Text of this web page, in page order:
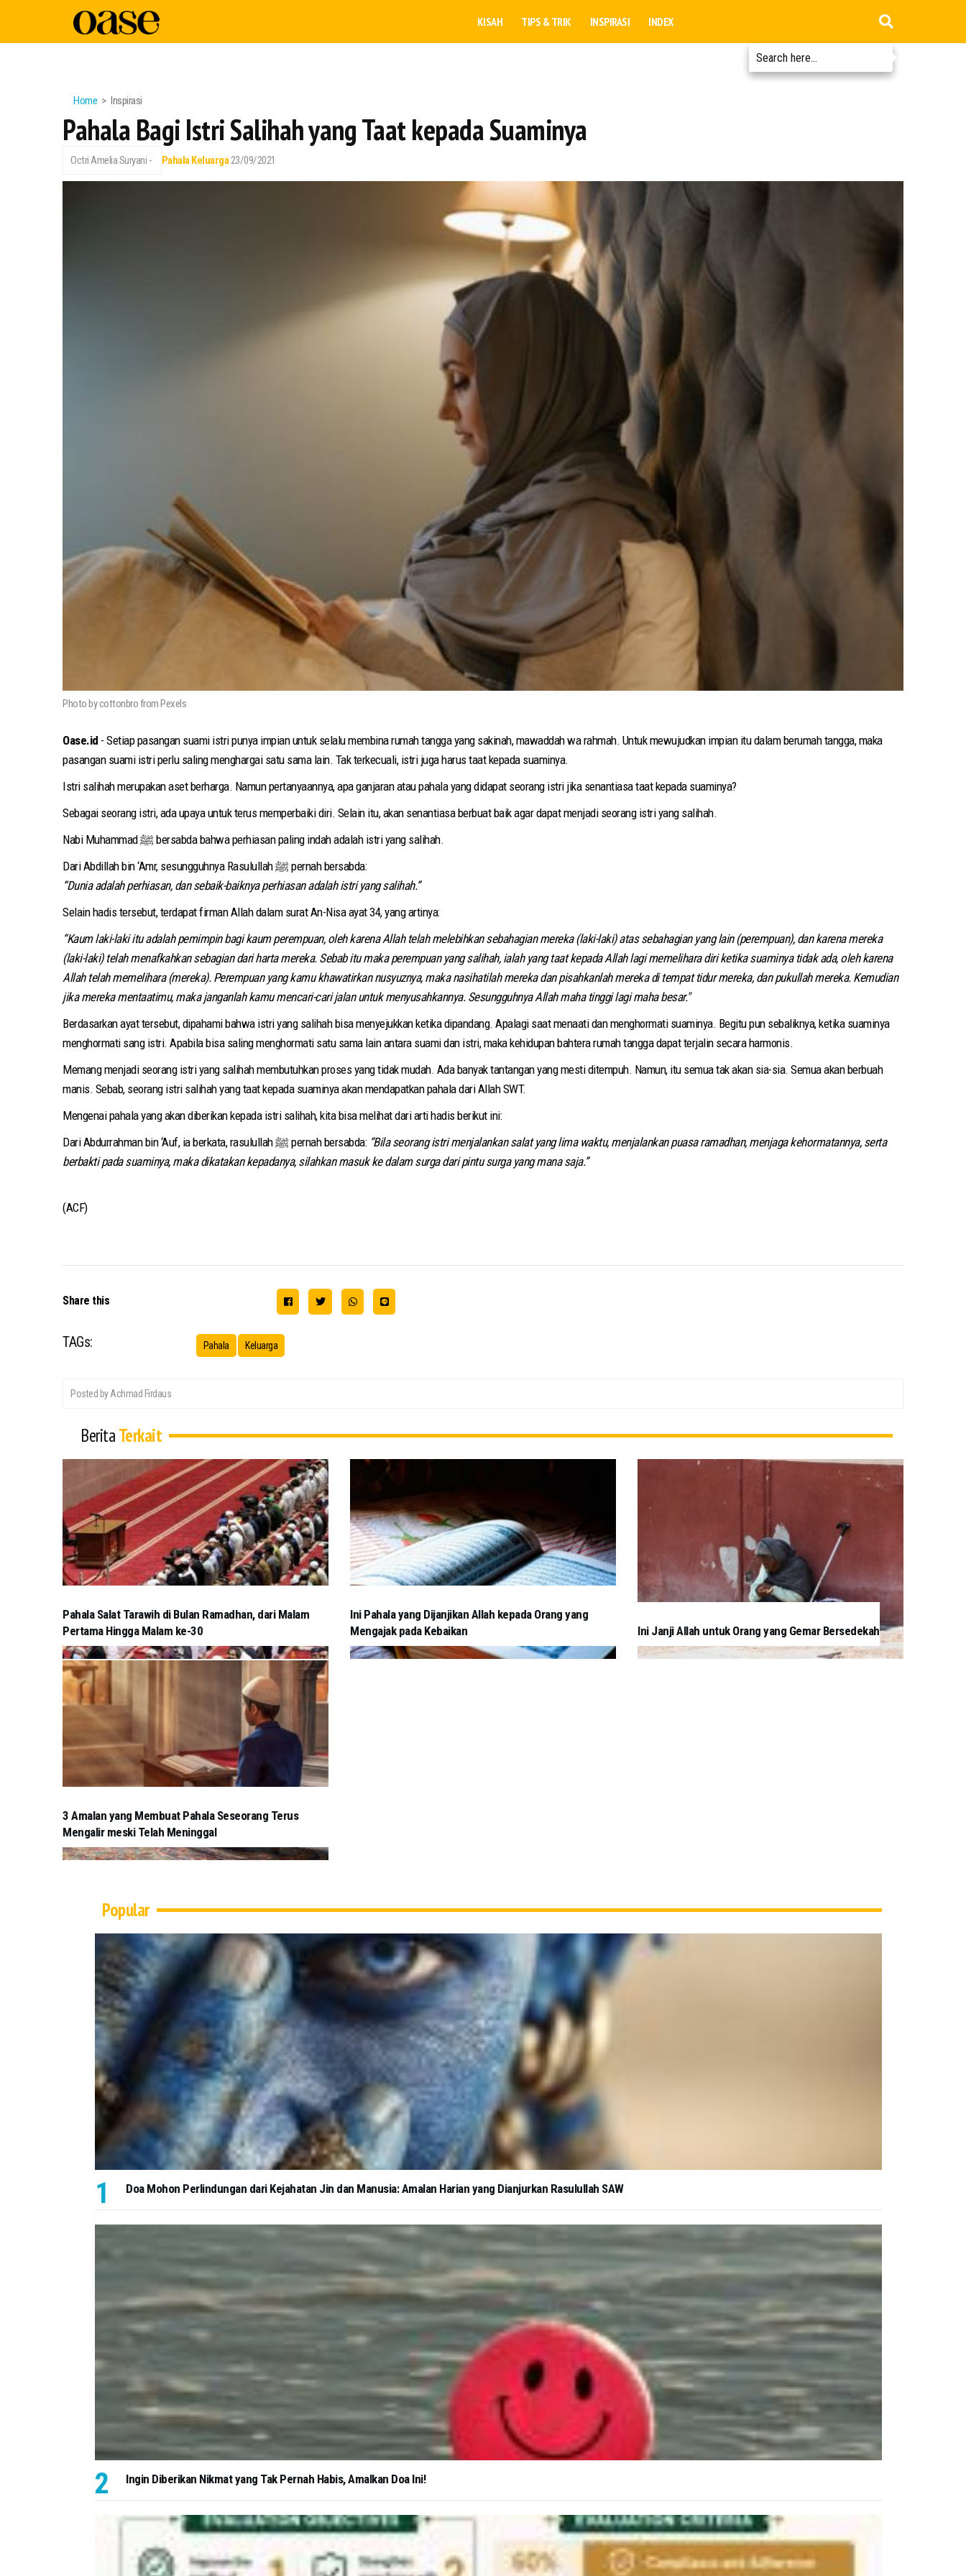
KISAH TIPS & TRIK INSPIRASI INDEX
Home Inspirasi
Pahala Bagi Istri Salihah yang Taat kepada Suaminya
Octri Amelia Suryani - PahalaKeluarga23/09/2021
Photo by cottonbro from Pexels
Oase.id - Setiap pasangan suami istri punya impian untuk selalu membina rumah tangga yang sakinah, mawaddah wa rahmah. Untuk mewujudkan impian itu dalam berumah tangga, maka
pasangan suami istri perlu saling menghargai satu sama lain. Tak terkecuali, istri juga harus taat kepada suaminya.
Istri salihah merupakan aset berharga. Namun pertanyaannya, apa ganjaran atau pahala yang didapat seorang istri jika senantiasa taat kepada suaminya?
Sebagai seorang istri, ada upaya untuk terus memperbaiki diri. Selain itu, akan senantiasa berbuat baik agar dapat menjadi seorang istri yang salihah.
Nabi Muhammad ﷺ bersabda bahwa perhiasan paling indah adalah istri yang salihah.
Dari Abdillah bin ‘Amr, sesungguhnya Rasulullah ﷺ pernah bersabda:
“Dunia adalah perhiasan, dan sebaik-baiknya perhiasan adalah istri yang salihah.”
Selain hadis tersebut, terdapat firman Allah dalam surat An-Nisa ayat 34, yang artinya:
“Kaum laki-laki itu adalah pemimpin bagi kaum perempuan, oleh karena Allah telah melebihkan sebahagian mereka (laki-laki) atas sebahagian yang lain (perempuan), dan karena mereka
(laki-laki) telah menafkahkan sebagian dari harta mereka. Sebab itu maka perempuan yang salihah, ialah yang taat kepada Allah lagi memelihara diri ketika suaminya tidak ada, oleh karena
Allah telah memelihara (mereka). Perempuan yang kamu khawatirkan nusyuznya, maka nasihatilah mereka dan pisahkanlah mereka di tempat tidur mereka, dan pukullah mereka. Kemudian
jika mereka mentaatimu, maka janganlah kamu mencari-cari jalan untuk menyusahkannya. Sesungguhnya Allah maha tinggi lagi maha besar."
Berdasarkan ayat tersebut, dipahami bahwa istri yang salihah bisa menyejukkan ketika dipandang. Apalagi saat menaati dan menghormati suaminya. Begitu pun sebaliknya, ketika suaminya
menghormati sang istri. Apabila bisa saling menghormati satu sama lain antara suami dan istri, maka kehidupan bahtera rumah tangga dapat terjalin secara harmonis.
Memang menjadi seorang istri yang salihah membutuhkan proses yang tidak mudah. Ada banyak tantangan yang mesti ditempuh. Namun, itu semua tak akan sia-sia. Semua akan berbuah
manis. Sebab, seorang istri salihah yang taat kepada suaminya akan mendapatkan pahala dari Allah SWT.
Mengenai pahala yang akan diberikan kepada istri salihah, kita bisa melihat dari arti hadis berikut ini:
Dari Abdurrahman bin ‘Auf, ia berkata, rasulullah ﷺ pernah bersabda: “Bila seorang istri menjalankan salat yang lima waktu, menjalankan puasa ramadhan, menjaga kehormatannya, serta
berbakti pada suaminya, maka dikatakan kepadanya, silahkan masuk ke dalam surga dari pintu surga yang mana saja.”
(ACF)
Share this
TAGs: Pahala Keluarga
Posted by Achmad Firdaus
BeritaTerkait
Pahala Salat Tarawih di Bulan Ramadhan, dari Malam
Pertama Hingga Malam ke-30
Ini Pahala yang Dijanjikan Allah kepada Orang yang
Mengajak pada Kebaikan
Ini Janji Allah untuk Orang yang Gemar Bersedekah
3 Amalan yang Membuat Pahala Seseorang Terus
Mengalir meski Telah Meninggal
Popular
Doa Mohon Perlindungan dari Kejahatan Jin dan Manusia: Amalan Harian yang Dianjurkan Rasulullah SAW
Ingin Diberikan Nikmat yang Tak Pernah Habis, Amalkan Doa Ini!